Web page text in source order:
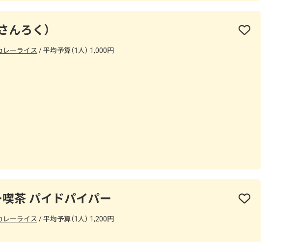
んろく）
レーライス 平均予算（1人） 1,000円
茶 パイドパイパー
レーライス 平均予算（1人） 1,200円